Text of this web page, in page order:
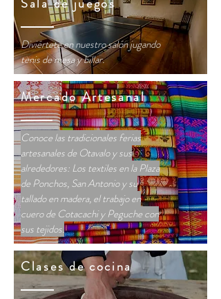
Diviértete en nuestro salón jugando
tenis de mesa y billar.
Mercado Artesanal
Conoce las tradicionales ferias
artesanales de Otavalo y sus
alrededores: Los textiles en la Plaza
de Ponchos, San Antonio y su
tallado en madera, el trabajo en
cuero de Cotacachi y Peguche con
sus tejidos.
Clases de cocina